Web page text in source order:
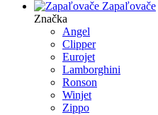
Zapaľovače
Značka
Angel
Clipper
Eurojet
Lamborghini
Ronson
Winjet
Zippo